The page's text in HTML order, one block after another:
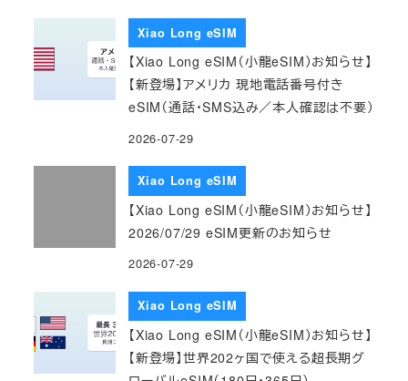
Xiao Long eSIM
【Xiao Long eSIM（小龍eSIM）お知らせ】
【新登場】アメリカ 現地電話番号付き
eSIM（通話・SMS込み／本人確認は不要）
2026-07-29
Xiao Long eSIM
【Xiao Long eSIM（小龍eSIM）お知らせ】
2026/07/29 eSIM更新のお知らせ
2026-07-29
Xiao Long eSIM
【Xiao Long eSIM（小龍eSIM）お知らせ】
【新登場】世界202ヶ国で使える超長期グ